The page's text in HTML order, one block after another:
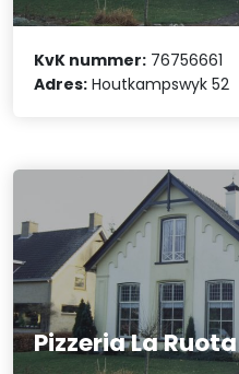
KvK nummer: 76756661
Adres: Houtkampswyk 52
Pizzeria La Ruota